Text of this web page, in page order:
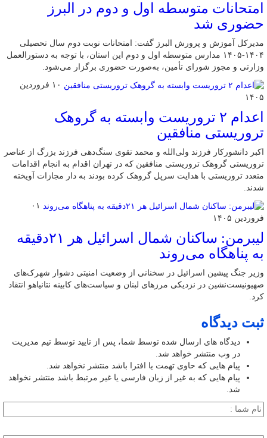
امتحانات متوسطه اول و دوم در البرز
حضوری شد
مدیرکل آموزش و پرورش البرز گفت: امتحانات نوبت دوم سال تحصیلی
۱۴۰۴-۱۴۰۵ مدارس متوسطه اول و دوم این استان، با توجه به دستورالعمل
وزارتی و مجوز شورای تأمین، به‌صورت حضوری برگزار می‌شود.
۱۰ فروردین
۱۴۰۵
اعدام ۲ تروریست وابسته به گروهک
تروریستی منافقین
اکبر دانشورکار فرزند ولی‌الله و محمد تقوی سنگ‌دهی فرزند بزرگ از عناصر
تروریستی گروهک تروریستی منافقین که در تهران اقدام به انجام اقدامات
متعدد تروریستی با هدایت سرپل گروهک کرده بودند به دار مجازات آویخته
شدند.
۰۱
فروردین ۱۴۰۵
لیبرمن: ساکنان شمال اسرائیل هر ۲۱دقیقه
به پناهگاه می‌روند
وزیر جنگ پیشین اسرائیل در سخنانی از وضعیت امنیتی دشوار شهرک‌های
صهیونیست‌نشین در نزدیکی مرزهای لبنان و سیاست‌های کابینه نتانیاهو انتقاد
کرد.
ثبت دیدگاه
دیدگاه های ارسال شده توسط شما، پس از تایید توسط تیم مدیریت
در وب منتشر خواهد شد.
پیام هایی که حاوی تهمت یا افترا باشد منتشر نخواهد شد.
پیام هایی که به غیر از زبان فارسی یا غیر مرتبط باشد منتشر نخواهد
شد.